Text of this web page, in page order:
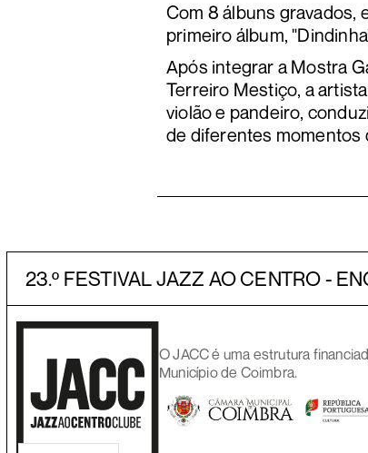
Com 8 álbuns gravados,
primeiro álbum,
Após integrar a Mostra
Terreiro Mestiço, a
violão e pandeiro,
de diferentes momentos
23.º FESTIVAL JAZZ AO CENTRO -
O JACC é uma estrutura
Município de Coimbra.